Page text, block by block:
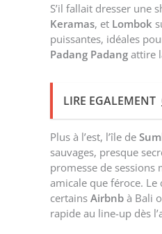
S’il fallait dresser une
Keramas, et Lombok
puissantes, idéales
Padang Padang attire
LIRE EGALEMENT
Plus à l’est, l’île de
sauvages, presque
promesse de
amicale que féroce. Le
certains Airbnb à Bali
rapide au line-up dès